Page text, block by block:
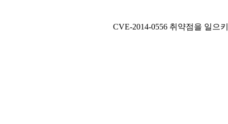
CVE-2014-0556 취약점을 일으